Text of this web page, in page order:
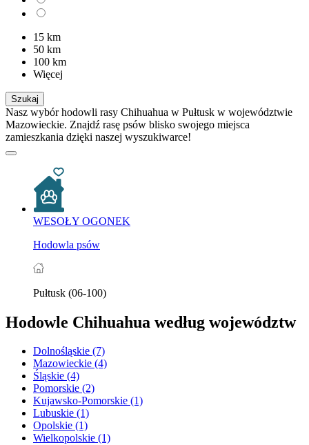
15 km
50 km
100 km
Więcej
Szukaj
Nasz wybór hodowli rasy Chihuahua w Pułtusk w województwie
Mazowieckie. Znajdź rasę psów blisko swojego miejsca
zamieszkania dzięki naszej wyszukiwarce!
WESOŁY OGONEK
Hodowla psów
Pułtusk (06-100)
Hodowle Chihuahua według województw
Dolnośląskie (7)
Mazowieckie (4)
Śląskie (4)
Pomorskie (2)
Kujawsko-Pomorskie (1)
Lubuskie (1)
Opolskie (1)
Wielkopolskie (1)